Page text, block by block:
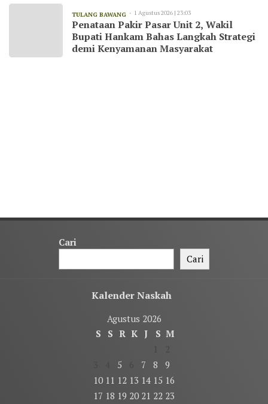
TULANG BAWANG 1 Agustus 2026 | 23:03
Penataan Pakir Pasar Unit 2, Wakil
Bupati Hankam Bahas Langkah Strategi
demi Kenyamanan Masyarakat
Cari
Cari
Kalender Naskah
Agustus 2026
S
S R K J S M
5 7 8
9
10 11 12 13 14 15 16
17 18 19 20 21 22 23